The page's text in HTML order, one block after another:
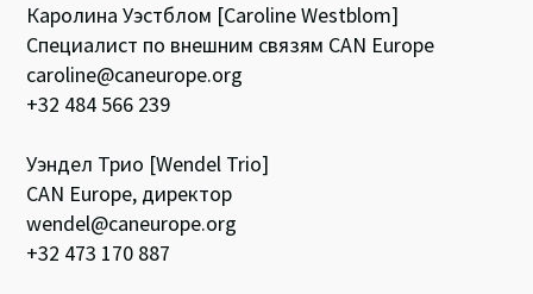
Каролина Уэстблом [Caroline Westblom]
Специалист по внешним связям СAN Europe
caroline@caneurope.org
+32 484 566 239
Уэндел Трио [Wendel Trio]
CAN Europe, директор
wendel@caneurope.org
+32 473 170 887